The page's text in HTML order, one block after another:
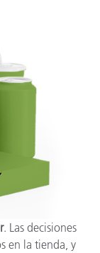
. Las decisiones
en la tienda, y